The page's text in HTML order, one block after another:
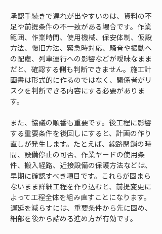
承認手続きで遅れが出やすいのは、資料の不
足や前提条件の不一致がある場合です。作業
範囲、作業時間、使用機械、保安体制、仮設
方法、復旧方法、緊急時対応、騒音や振動へ
の配慮、列車運行への影響などが曖昧なまま
だと、確認する側も判断できません。施工計
画書は形式的に作るのではなく、関係者がリ
スクを判断できる内容にする必要がありま
す。
また、協議の順番も重要です。後工程に影響
する重要条件を後回しにすると、計画の作り
直しが発生します。たとえば、線路閉鎖の時
間、設備停止の可否、作業ヤードの使用条
件、搬入経路、近接設備の保護方法などは、
早期に確認すべき項目です。これらが固まら
ないまま詳細工程を作り込むと、前提変更に
よって工程全体を組み直すことになります。
遅延を減らすには、重要条件から先に固め、
細部を後から詰める進め方が有効です。